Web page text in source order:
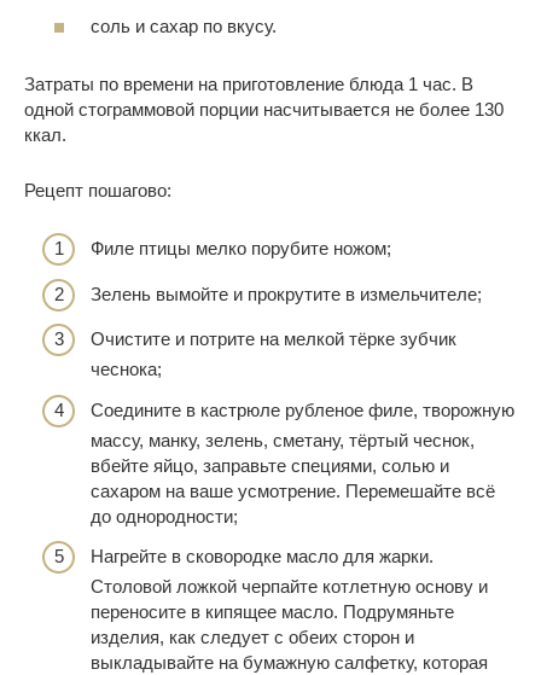
соль и сахар по вкусу.
Затраты по времени на приготовление блюда 1 час. В
одной стограммовой порции насчитывается не более 130
ккал.
Рецепт пошагово:
Филе птицы мелко порубите ножом;
Зелень вымойте и прокрутите в измельчителе;
Очистите и потрите на мелкой тёрке зубчик
чеснока;
Соедините в кастрюле рубленое филе, творожную
массу, манку, зелень, сметану, тёртый чеснок,
вбейте яйцо, заправьте специями, солью и
сахаром на ваше усмотрение. Перемешайте всё
до однородности;
Нагрейте в сковородке масло для жарки.
Столовой ложкой черпайте котлетную основу и
переносите в кипящее масло. Подрумяньте
изделия, как следует с обеих сторон и
выкладывайте на бумажную салфетку, которая